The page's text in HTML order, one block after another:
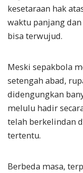
kesetaraan hak
waktu panjang
bisa terwujud.
Meski sepakbola
setengah abad,
didengungkan
melulu hadir
telah berkelindan
tertentu.
Berbeda masa,